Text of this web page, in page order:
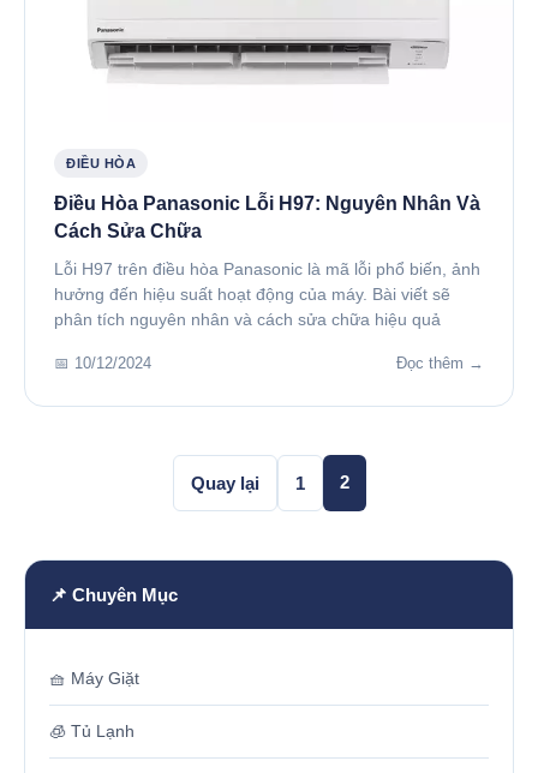
ĐIỀU HÒA
Điều Hòa Panasonic Lỗi H97: Nguyên Nhân Và
Cách Sửa Chữa
Lỗi H97 trên điều hòa Panasonic là mã lỗi phổ biến, ảnh
hưởng đến hiệu suất hoạt động của máy. Bài viết sẽ
phân tích nguyên nhân và cách sửa chữa hiệu quả
📅 10/12/2024 Đọc thêm →
Quay lại 1 2
📌 Chuyên Mục
🧺 Máy Giặt
🧊 Tủ Lạnh